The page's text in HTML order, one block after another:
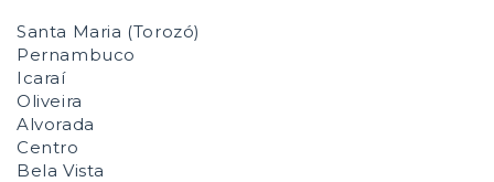
Santa Maria (Torozó)
Pernambuco
Icaraí
Oliveira
Alvorada
Centro
Bela Vista